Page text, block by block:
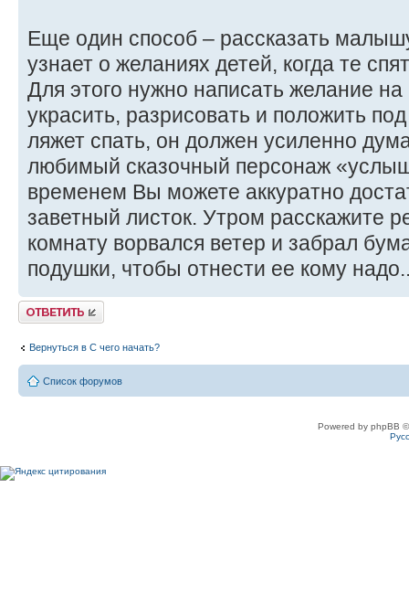
Еще один способ – рассказать
узнает о желаниях детей, когда те
Для этого нужно написать желание
украсить, разрисовать и положить
ляжет спать, он должен усиленно
любимый сказочный персонаж
временем Вы можете аккуратно
заветный листок. Утром расскажите
комнату ворвался ветер и забрал
подушки, чтобы отнести ее кому
Ответить
Вернуться в С чего начать?
Список форумов
Powered by phpBB